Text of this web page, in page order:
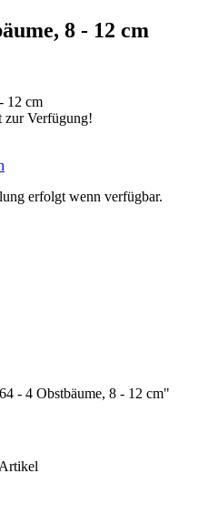
8 - 12 cm
zur Verfügung!
erfolgt wenn verfügbar.
- 4 Obstbäume, 8 - 12 cm"